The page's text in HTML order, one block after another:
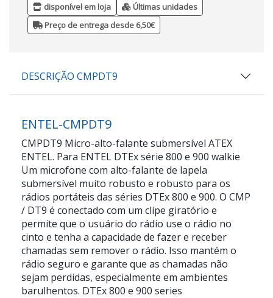
disponível em loja
Últimas unidades
Preço de entrega desde 6,50€
DESCRIÇÃO CMPDT9
ENTEL-CMPDT9
CMPDT9 Micro-alto-falante submersível ATEX
ENTEL. Para ENTEL DTEx série 800 e 900 walkie
Um microfone com alto-falante de lapela
submersível muito robusto e robusto para os
rádios portáteis das séries DTEx 800 e 900. O CMP
/ DT9 é conectado com um clipe giratório e
permite que o usuário do rádio use o rádio no
cinto e tenha a capacidade de fazer e receber
chamadas sem remover o rádio. Isso mantém o
rádio seguro e garante que as chamadas não
sejam perdidas, especialmente em ambientes
barulhentos. DTEx 800 e 900 series